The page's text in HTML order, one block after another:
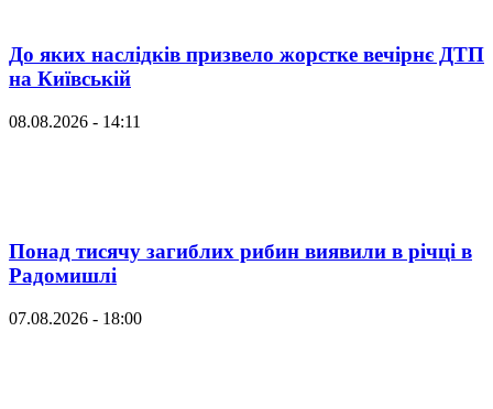
До яких наслідків призвело жорстке вечірнє ДТП
на Київській
08.08.2026 - 14:11
Понад тисячу загиблих рибин виявили в річці в
Радомишлі
07.08.2026 - 18:00